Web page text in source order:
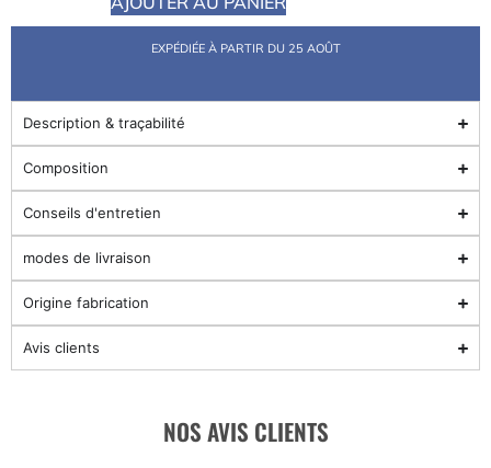
EXPÉDIÉE À PARTIR DU 25 AOÛT
Description & traçabilité
Composition
Conseils d'entretien
modes de livraison
Origine fabrication
Avis clients
NOS AVIS CLIENTS